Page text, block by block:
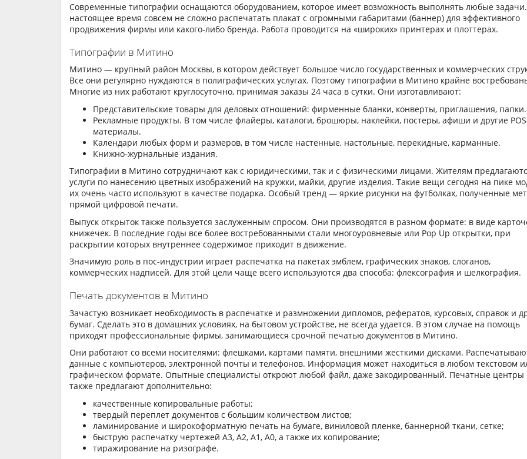
Современные типографии оснащаются оборудованием, которое имеет возможность выполнять любые
настоящее время совсем не сложно распечатать плакат с огромными габаритами (баннер) для эффективного
продвижения фирмы или какого-либо бренда. Работа проводится на «широких» принтерах и плоттерах.
Типографии в Митино
Митино — крупный район Москвы, в котором действует большое число государственных и коммерческих
Все они регулярно нуждаются в полиграфических услугах. Поэтому типографии в Митино крайне
Многие из них работают круглосуточно, принимая заказы 24 часа в сутки. Они изготавливают:
Представительские товары для деловых отношений: фирменные бланки, конверты, приглашения, папки.
Рекламные продукты. В том числе флайеры, каталоги, брошюры, наклейки, постеры, афиши и другие
материалы.
Календари любых форм и размеров, в том числе настенные, настольные, перекидные, карманные.
Книжно-журнальные издания.
Типографии в Митино сотрудничают как с юридическими, так и с физическими лицами. Жителям
услуги по нанесению цветных изображений на кружки, майки, другие изделия. Такие вещи сегодня на пике
их очень часто используют в качестве подарка. Особый тренд — яркие рисунки на футболках, полученные
прямой цифровой печати.
Выпуск открыток также пользуется заслуженным спросом. Они производятся в разном формате: в виде
книжечек. В последние годы все более востребованными стали многоуровневые или Pop Up открытки, при
раскрытии которых внутреннее содержимое приходит в движение.
Значимую роль в пос-индустрии играет распечатка на пакетах эмблем, графических знаков, слоганов,
коммерческих надписей. Для этой цели чаще всего используются два способа: флексография и шелкография.
Печать документов в Митино
Зачастую возникает необходимость в распечатке и размножении дипломов, рефератов, курсовых, справок и
бумаг. Сделать это в домашних условиях, на бытовом устройстве, не всегда удается. В этом случае на помощь
приходят профессиональные фирмы, занимающиеся срочной печатью документов в Митино.
Они работают со всеми носителями: флешками, картами памяти, внешними жесткими дисками.
данные с компьютеров, электронной почты и телефонов. Информация может находиться в любом текстовом
графическом формате. Опытные специалисты откроют любой файл, даже закодированный. Печатные центры
также предлагают дополнительно:
качественные копировальные работы;
твердый переплет документов с большим количеством листов;
ламинирование и широкоформатную печать на бумаге, виниловой пленке, баннерной ткани, сетке;
быструю распечатку чертежей А3, А2, А1, А0, а также их копирование;
тиражирование на ризографе.